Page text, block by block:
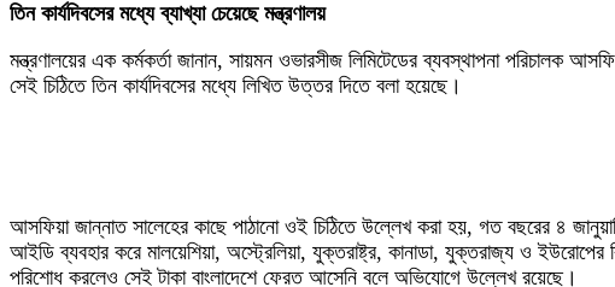
‎তিন কার্যদিবসের মধ্যে ব্যাখ্যা চেয়েছে মন্ত্রণালয়
‎মন্ত্রণালয়ের এক কর্মকর্তা জানান, সায়মন ওভারসীজ লিমিটেডের ব্যবস্থাপনা পরিচালক
সেই চিঠিতে তিন কার্যদিবসের মধ্যে লিখিত উত্তর দিতে বলা হয়েছে।
‎আসফিয়া জান্নাত সালেহের কাছে পাঠানো ওই চিঠিতে উল্লেখ করা হয়, গত বছরের ৪
আইডি ব্যবহার করে মালয়েশিয়া, অস্ট্রেলিয়া, যুক্তরাষ্ট্র, কানাডা, যুক্তরাজ্য ও
পরিশোধ করলেও সেই টাকা বাংলাদেশে ফেরত আসেনি বলে অভিযোগে উল্লেখ রয়েছে।